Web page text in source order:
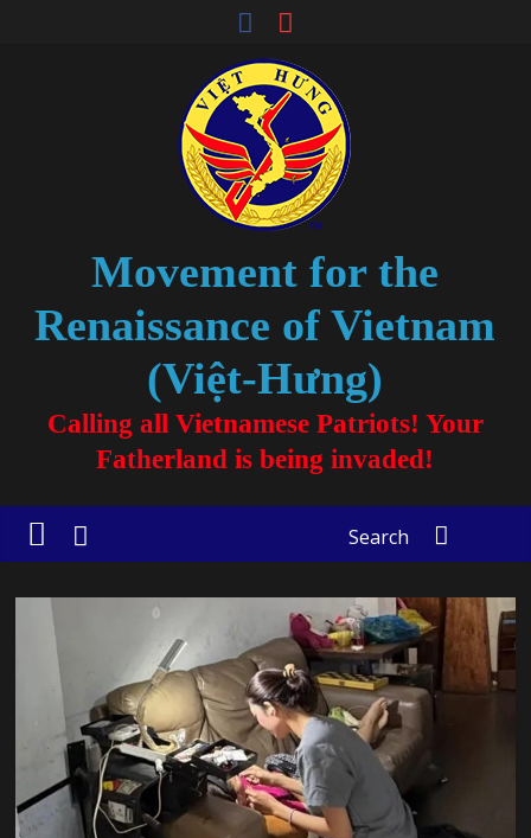
Movement for the
Renaissance of Vietnam
(Việt-Hưng)
Calling all Vietnamese Patriots! Your
Fatherland is being invaded!
Search